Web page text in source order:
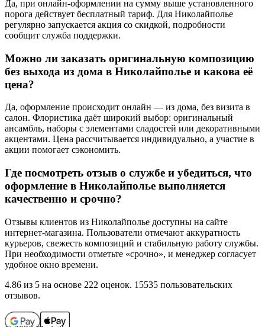
Да, при онлайн-оформлении на сумму выше установленного
порога действует бесплатный тариф. Для Николайполье
регулярно запускается акция со скидкой, подробности
сообщит служба поддержки.
Можно ли заказать оригинальную композицию
без выхода из дома в Николайполье и какова её
цена?
Да, оформление происходит онлайн — из дома, без визита в
салон. Флористика даёт широкий выбор: оригинальный
ансамбль, наборы с элементами сладостей или декоративными
акцентами. Цена рассчитывается индивидуально, а участие в
акции помогает сэкономить.
Где посмотреть отзыв о службе и убедиться, что
оформление в Николайполье выполняется
качественно и срочно?
Отзывы клиентов из Николайполье доступны на сайте
интернет-магазина. Пользователи отмечают аккуратность
курьеров, свежесть композиций и стабильную работу службы.
При необходимости отметьте «срочно», и менеджер согласует
удобное окно времени.
4.86 из 5 на основе 222 оценок. 15535 пользовательских
отзывов.